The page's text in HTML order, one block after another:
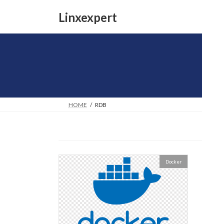
Linxexpert
HOME RDB
Docker